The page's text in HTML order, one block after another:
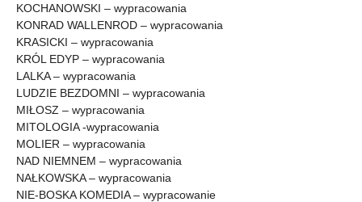
KOCHANOWSKI – wypracowania
KONRAD WALLENROD – wypracowania
KRASICKI – wypracowania
KRÓL EDYP – wypracowania
LALKA – wypracowania
LUDZIE BEZDOMNI – wypracowania
MIŁOSZ – wypracowania
MITOLOGIA -wypracowania
MOLIER – wypracowania
NAD NIEMNEM – wypracowania
NAŁKOWSKA – wypracowania
NIE-BOSKA KOMEDIA – wypracowanie